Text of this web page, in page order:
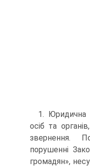
1. Юридична
осіб та
звернення.
порушенні
громадян»,